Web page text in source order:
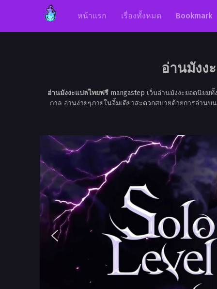
หน้าแรก เรื่องทั้งหมด Bookmark
อ่านมังง
อ่านมังงะแปลไทยฟรี mangastep เว็บอ่านมังงะยอดนิยม
กาล อ่านง่ายๆภายในจิ้มเดียวสะดวกสบายด้วยการอ่าน